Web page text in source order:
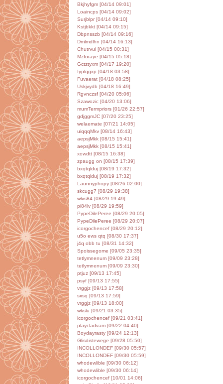
Bkjhyfgm [04/14 09:01]
Loaincps [04/14 09:02]
Surjblpr [04/14 09:10]
Kstjbkkt [04/14 09:15]
Dbpnsszb [04/14 09:16]
Dmlmdlhn [04/14 16:13]
Chutrvul [04/15 00:31]
Mzforaye [04/15 05:18]
Gctztyxm [04/17 19:20]
Iyplqgxp [04/18 03:58]
Fuvaerat [04/18 08:25]
Uskjvydb [04/18 16:49]
Rgvnczsf [04/20 05:06]
Szawozic [04/20 13:06]
mumTermpriors [01/26 22:57]
gdjggmJC [07/20 23:25]
welaemate [07/21 14:05]
uiqqqMkv [08/14 16:43]
aepsjMkk [08/15 15:41]
aepsjMkk [08/15 15:41]
xowdtt [08/15 16:38]
zpaugg on [08/15 17:39]
bxqtqlduj [08/19 17:32]
bxqtqlduj [08/19 17:32]
Launnyphopy [08/26 02:00]
skcugg7 [08/29 19:38]
wlvs84 [08/29 19:49]
pi84lv [08/29 19:59]
PypeDilePeree [08/29 20:05]
PypeDilePeree [08/29 20:07]
icorgochencef [08/29 20:12]
u5o ews qtq [08/30 17:37]
j4q obb tu [08/31 14:32]
Spoissegome [09/05 23:35]
tetlymnenum [09/09 23:28]
tetlymnenum [09/09 23:30]
ptjuz [09/13 17:45]
psyf [09/13 17:55]
vrggjz [09/13 17:58]
sxsq [09/13 17:59]
vrggjz [09/13 18:00]
wkslu [09/21 03:35]
icorgochencef [09/21 03:41]
playcladvam [09/22 04:40]
Boydayrasty [09/24 12:13]
Glisdistewege [09/28 05:50]
INCOLLONDEF [09/30 05:57]
INCOLLONDEF [09/30 05:59]
whodewlible [09/30 06:12]
whodewlible [09/30 06:14]
icorgochencef [10/01 14:06]